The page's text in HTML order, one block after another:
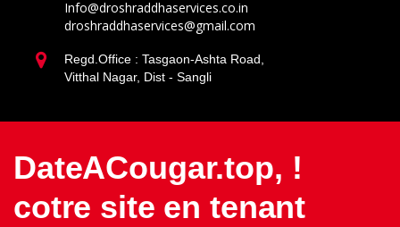
Info@droshraddhaservices.co.in
droshraddhaservices@gmail.com
Regd.Office : Tasgaon-Ashta Road,
Vitthal Nagar, Dist - Sangli
DateACougar.top, !
cotre site en tenant